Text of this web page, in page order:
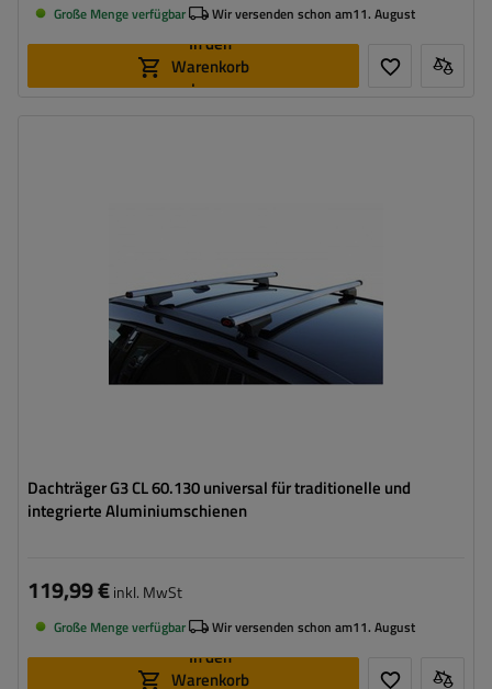
Große Menge verfügbar Wir versenden schon am11. August
In den
Warenkorb
legen
Dachträger G3 CL 60.130 universal für traditionelle und
integrierte Aluminiumschienen
119,99 €inkl. MwSt
Große Menge verfügbar Wir versenden schon am11. August
In den
Warenkorb